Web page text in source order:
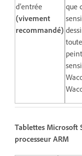
d’entrée
(vivement
recommandé)
que
Tablettes Microsoft
processeur ARM